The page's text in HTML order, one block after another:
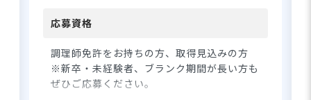
東京メトロ東西線 落合駅（徒歩5分）
断することなく継続できるの
にわらべうたを保育に取り入
れ、温かな雰囲気の中で子ど
もたちの成長をサポートして
応募資格
調理師免許をお持ちの方、取得見込みの方
※新卒・未経験者、ブランク期間が長い方も
ぜひご応募ください。